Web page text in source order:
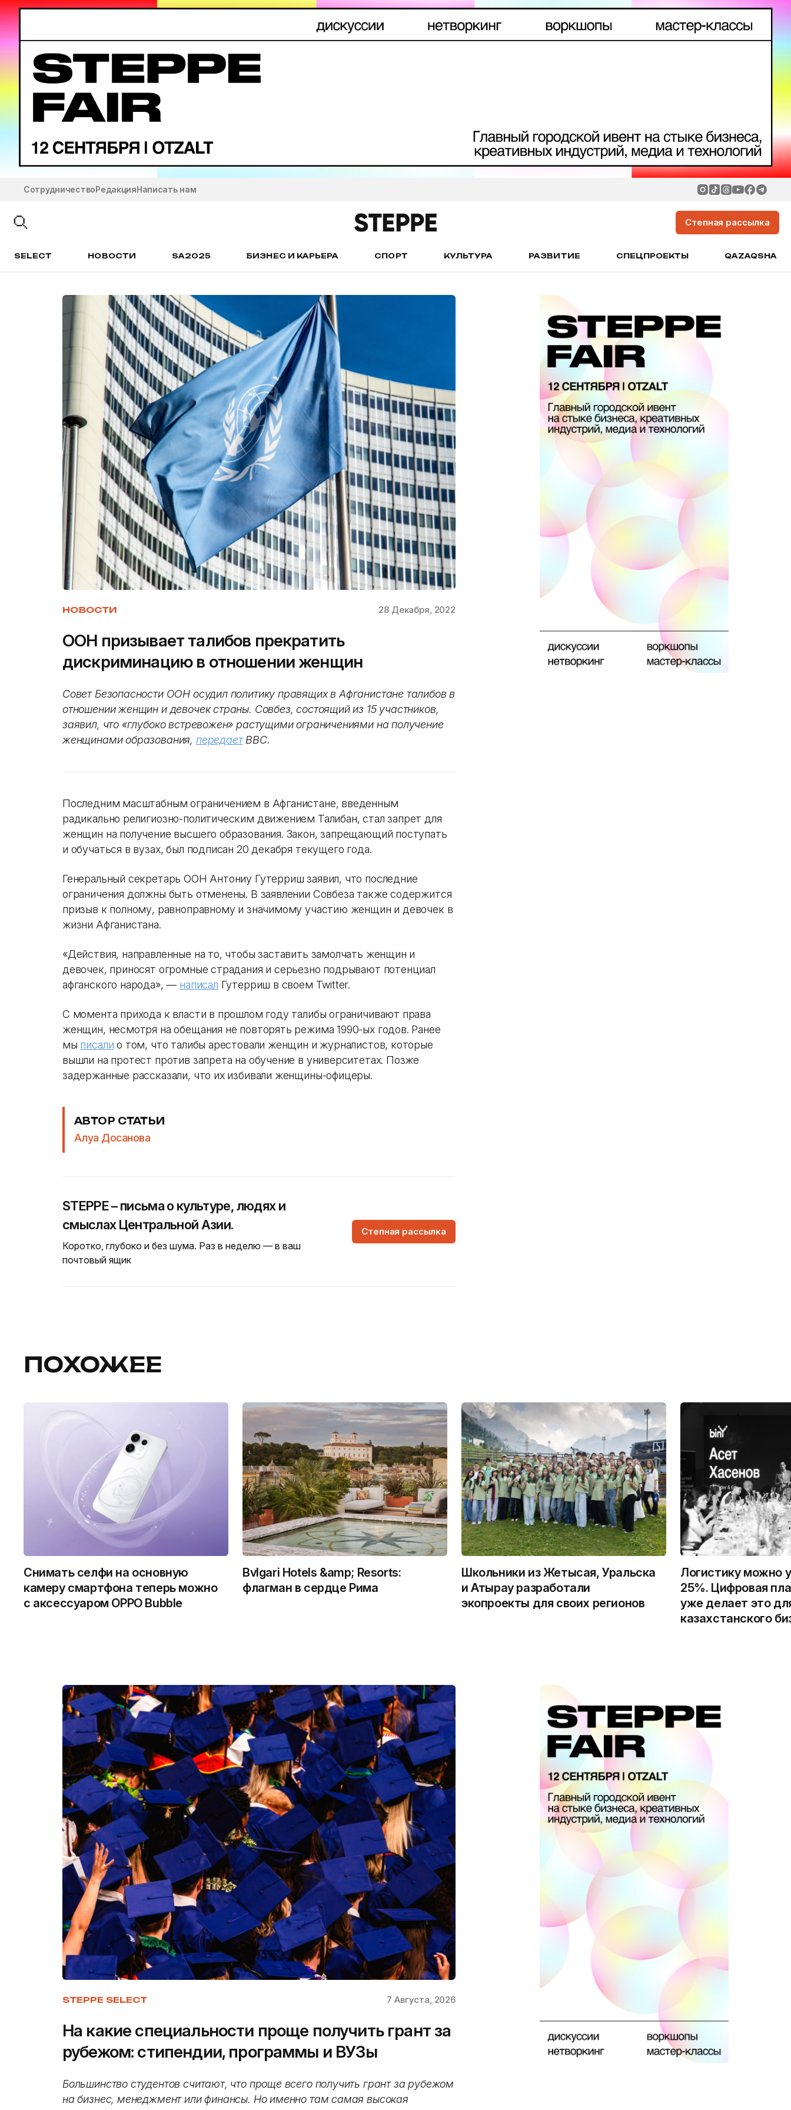
СотрудничествоРедакцияНаписать нам
Степная рассылка
SELECT НОВОСТИ SA2025 БИЗНЕС И КАРЬЕРА СПОРТ КУЛЬТУРА РАЗВИТИЕ СПЕЦПРОЕКТЫ QAZAQSHA
НОВОСТИ 28 Декабря, 2022
ООН призывает талибов прекратить
дискриминацию в отношении женщин
Совет Безопасности ООН осудил политику правящих в Афганистане талибов в
отношении женщин и девочек страны. Совбез, состоящий из 15 участников,
заявил, что «глубоко встревожен» растущими ограничениями на получение
женщинами образования, передаетBBC.
Последним масштабным ограничением в Афганистане, введенным
радикально религиозно-политическим движением Талибан, стал запрет для
женщин на получение высшего образования. Закон, запрещающий поступать
и обучаться в вузах, был подписан 20 декабря текущего года.
Генеральный секретарь ООН Антониу Гутерриш заявил, что последние
ограничения должны быть отменены. В заявлении Совбеза также содержится
призыв к полному, равноправному и значимому участию женщин и девочек в
жизни Афганистана.
«Действия, направленные на то, чтобы заставить замолчать женщин и
девочек, приносят огромные страдания и серьезно подрывают потенциал
афганского народа», — написал Гутерриш в своем Twitter.
С момента прихода к власти в прошлом году талибы ограничивают права
женщин, несмотря на обещания не повторять режима 1990-ых годов. Ранее
мы писали о том, что талибы арестовали женщин и журналистов, которые
вышли на протест против запрета на обучение в университетах. Позже
задержанные рассказали, что их избивали женщины-офицеры.
АВТОР СТАТЬИ
Алуа Досанова
STEPPE – письма о культуре, людях и
смыслах Центральной Азии.
Коротко, глубоко и без шума. Раз в неделю — в ваш
почтовый ящик
Степная рассылка
ПОХОЖЕЕ
Снимать селфи на основную
камеру смартфона теперь можно
с аксессуаром OPPO Bubble
Bvlgari Hotels &amp; Resorts:
флагман в сердце Рима
Школьники из Жетысая, Уральска
и Атырау разработали
экопроекты для своих регионов
Логистику можно
25%. Цифровая
уже делает это
казахстанского
STEPPE SELECT 7 Августа, 2026
На какие специальности проще получить грант за
рубежом: стипендии, программы и ВУЗы
Большинство студентов считают, что проще всего получить грант за рубежом
на бизнес, менеджмент или финансы. Но именно там самая высокая